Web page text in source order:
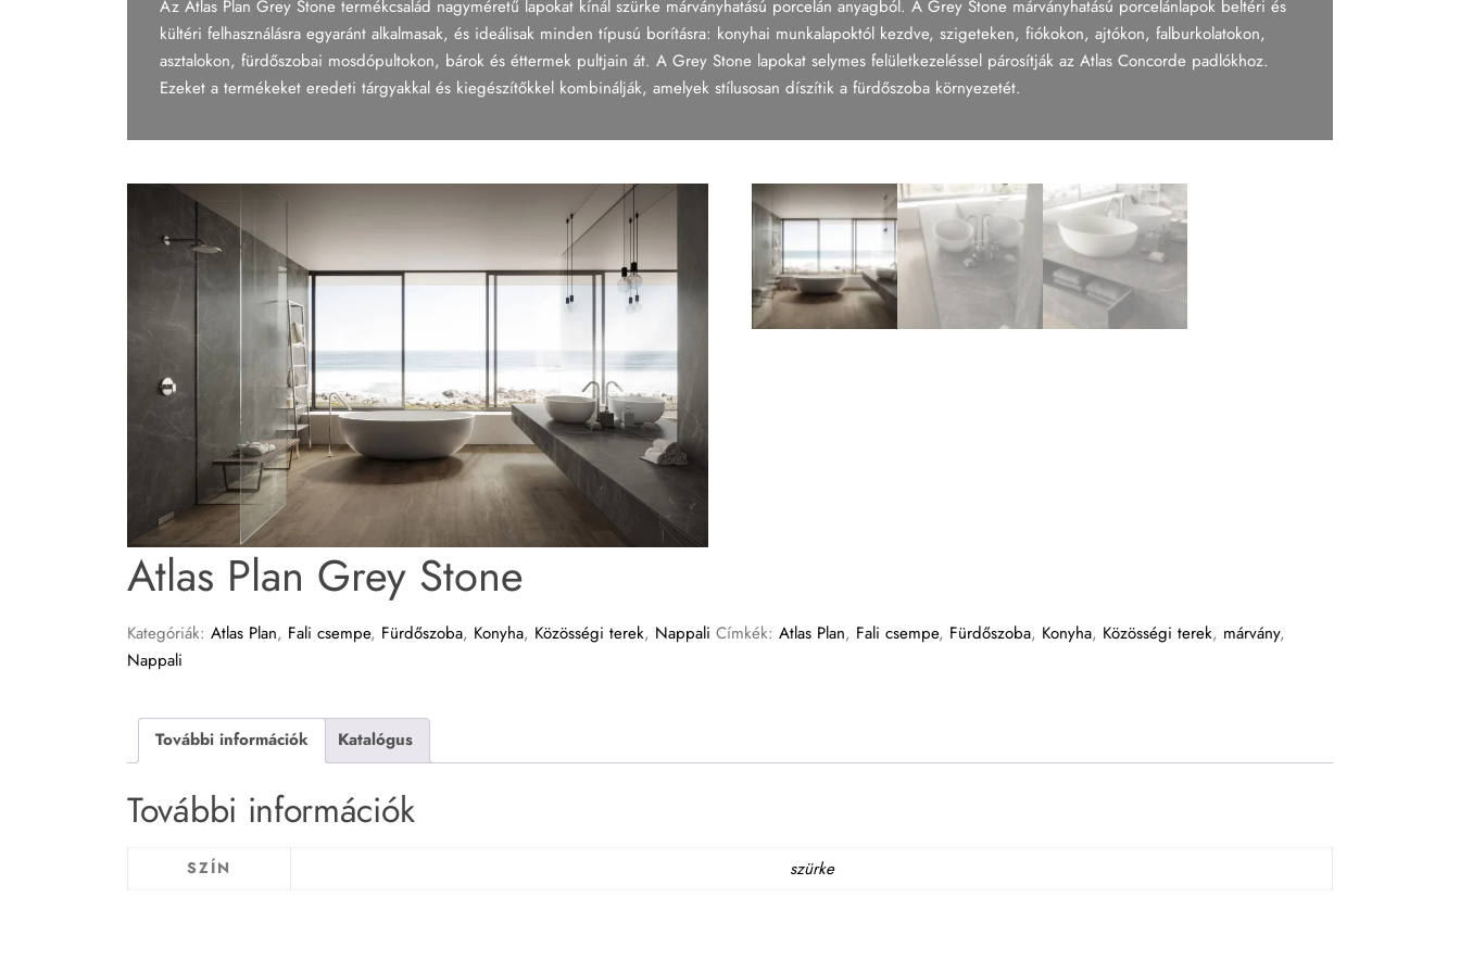
Tapéta
Tégla
Az Atlas Plan Grey Stone termékcsalád nagyméretű lapokat kínál szürke márványhatású porcelán anyagból. A Grey Stone márványhatású porcelánlapok beltéri és
kültéri felhasználásra egyaránt alkalmasak, és ideálisak minden típusú borításra: konyhai munkalapoktól kezdve, szigeteken, fiókokon, ajtókon, falburkolatokon,
asztalokon, fürdőszobai mosdópultokon, bárok és éttermek pultjain át. A Grey Stone lapokat selymes felületkezeléssel párosítják az Atlas Concorde padlókhoz.
Ezeket a termékeket eredeti tárgyakkal és kiegészítőkkel kombinálják, amelyek stílusosan díszítik a fürdőszoba környezetét.
Atlas Plan Grey Stone
Kategóriák: Atlas Plan, Fali csempe, Fürdőszoba, Konyha, Közösségi terek, Nappali Címkék: Atlas Plan, Fali csempe, Fürdőszoba, Konyha, Közösségi terek, márvány,
Nappali
További információk Katalógus
További információk
SZÍN szürke